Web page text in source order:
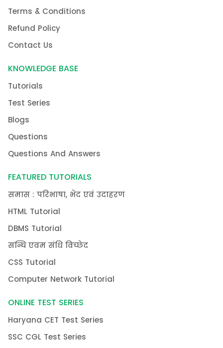
Terms & Conditions
Refund Policy
Contact Us
KNOWLEDGE BASE
Tutorials
Test Series
Blogs
Questions
Questions And Answers
FEATURED TUTORIALS
समास : परिभाषा, भेद एवं उदाहरण
HTML Tutorial
DBMS Tutorial
सन्धि एवम संधि विच्छेद
CSS Tutorial
Computer Network Tutorial
ONLINE TEST SERIES
Haryana CET Test Series
SSC CGL Test Series